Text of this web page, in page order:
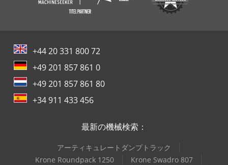
+44 20 331 800 72
+49 201 857 861 0
+49 201 857 861 80
+34 911 433 456
最新の機械検索：
アーティキュレートダンプトラック
Krone Roundpack 1250
Krone Swadro 807